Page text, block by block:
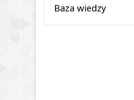
Baza wiedzy